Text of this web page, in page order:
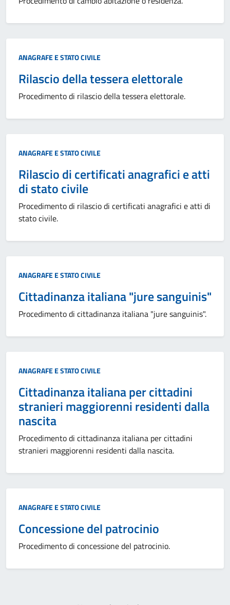
Categoria:
ANAGRAFE E STATO CIVILE
Rilascio della tessera elettorale
Procedimento di rilascio della tessera elettorale.
Categoria:
ANAGRAFE E STATO CIVILE
Rilascio di certificati anagrafici e atti
di stato civile
Procedimento di rilascio di certificati anagrafici e atti di
stato civile.
Categoria:
ANAGRAFE E STATO CIVILE
Cittadinanza italiana "jure sanguinis"
Procedimento di cittadinanza italiana "jure sanguinis".
Categoria:
ANAGRAFE E STATO CIVILE
Cittadinanza italiana per cittadini
stranieri maggiorenni residenti dalla
nascita
Procedimento di cittadinanza italiana per cittadini
stranieri maggiorenni residenti dalla nascita.
Categoria:
ANAGRAFE E STATO CIVILE
Concessione del patrocinio
Procedimento di concessione del patrocinio.